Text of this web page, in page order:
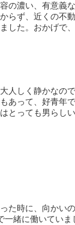
の濃い、有意義
らず、近くの不
した。おかげで、
人しく静かなの
あって、好青年
とっても男らしい
た時に、向かい
緒に働いてい